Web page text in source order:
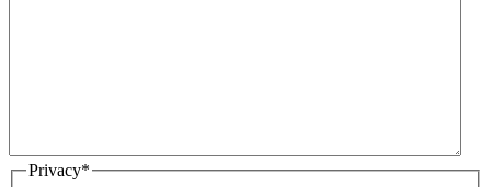
Privacy*